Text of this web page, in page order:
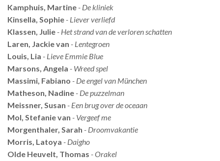
Kamphuis, Martine - De kliniek
Kinsella, Sophie - Liever verliefd
Klassen, Julie - Het strand van de verloren schatten
Laren, Jackie van - Lentegroen
Louis, Lia - Lieve Emmie Blue
Marsons, Angela - Wreed spel
Massimi, Fabiano - De engel van München
Matheson, Nadine - De puzzelman
Meissner, Susan - Een brug over de oceaan
Mol, Stefanie van - Vergeef me
Morgenthaler, Sarah - Droomvakantie
Morris, Latoya - Daigho
Olde Heuvelt, Thomas - Orakel